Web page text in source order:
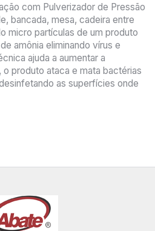
com Pulverizador de Pressão
bancada, mesa, cadeira entre
micro partículas de um produto
amônia eliminando vírus e
ajuda a aumentar a
produto ataca e mata bactérias
as superfícies onde